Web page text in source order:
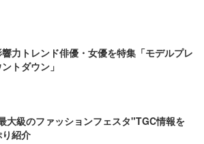
力トレンド俳優・女優を特集「モデルプレ
トダウン」
大級のファッションフェスタ"TGC情報を
紹介